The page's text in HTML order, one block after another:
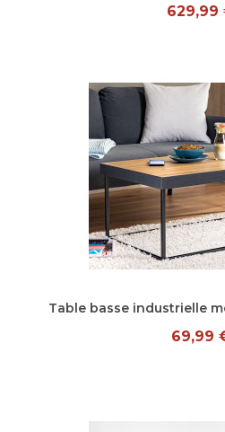
629,99
Aperçu
Table basse industrielle
69,99